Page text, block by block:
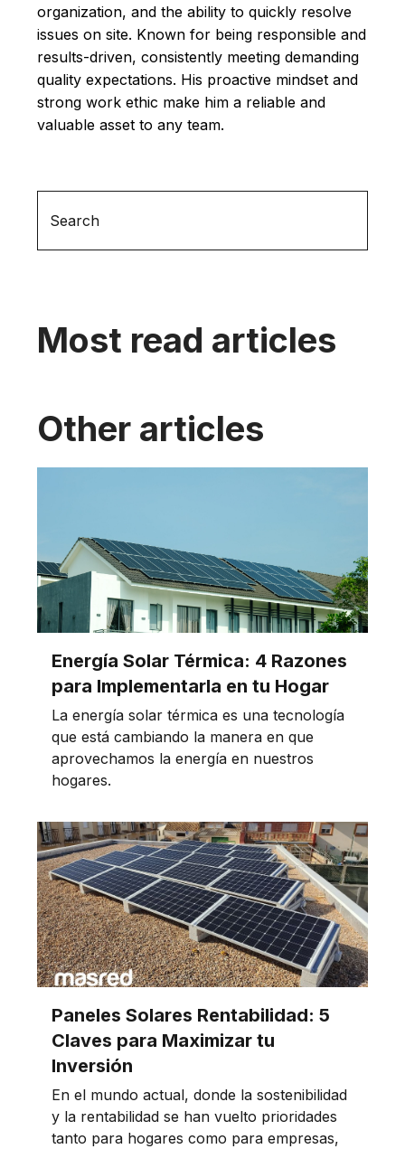
organization, and the ability to quickly resolve
issues on site. Known for being responsible and
results-driven, consistently meeting demanding
quality expectations. His proactive mindset and
strong work ethic make him a reliable and
valuable asset to any team.
Most read articles
Other articles
Energía Solar Térmica: 4 Razones
para Implementarla en tu Hogar
La energía solar térmica es una tecnología
que está cambiando la manera en que
aprovechamos la energía en nuestros
hogares.
Paneles Solares Rentabilidad: 5
Claves para Maximizar tu
Inversión
En el mundo actual, donde la sostenibilidad
y la rentabilidad se han vuelto prioridades
tanto para hogares como para empresas,